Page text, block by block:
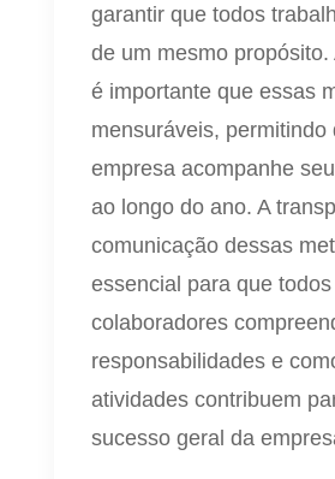
garantir que todos
de um mesmo propósito.
é importante que essas
mensuráveis, permitindo
empresa acompanhe
ao longo do ano. A
comunicação dessas
essencial para que
colaboradores
responsabilidades e
atividades contribuem
sucesso geral da